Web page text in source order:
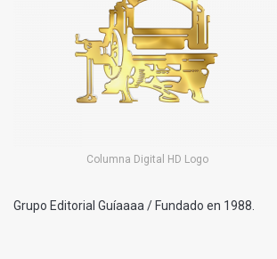
Columna Digital HD Logo
Grupo Editorial Guíaaaa / Fundado en 1988.